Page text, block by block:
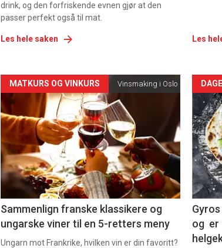
drink, og den forfriskende evnen gjør at den
passer perfekt også til mat.
Les hele saken Les
Forsiden
akkurat
nå
-
5
MATKURS OG VINKURS Vinsmaking i Oslo
Sammenlign franske klassikere og
ungarske viner til en 5-retters meny
Ungarn mot Frankrike, hvilken vin er din favoritt?
nå
-
6
og er